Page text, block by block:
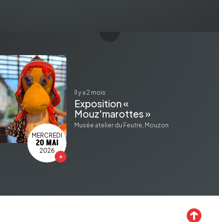
Exposition «
Mouz'marottes »
il y a 2 mois
Musée atelier du Feutre, Mouzon
MERCREDI
20 MAI
2026